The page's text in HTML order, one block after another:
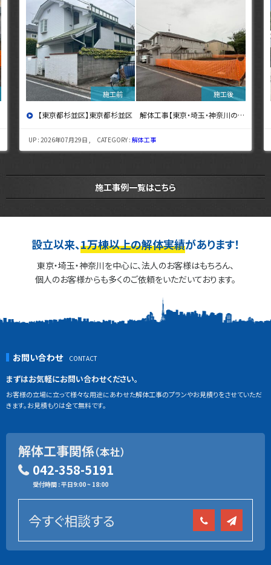
【東京都杉並区】東京都杉並区 解体工事【東京・埼玉・神奈川の解体工事なら東央建設へ】
UP : 2026年07月29日 , CATEGORY :解体工事
施工事例一覧はこちら
設立以来、1万棟以上の解体実績があります！
東京・埼玉・神奈川を中心に、法人のお客様はもちろん、
個人のお客様からも多くのご依頼をいただいております。
お問い合わせ
まずはお気軽にお問い合わせください。
お客様の立場に立って様々な用途にあわせた解体工事のプランやお見積りをさせていただ
きます。お見積もりは全て無料です。
解体工事関係（本社）
042-358-5191
受付時間 : 平日9:00 ~ 18:00
今すぐ相談する